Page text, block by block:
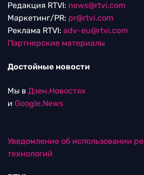
Редакция RTVI: news@rtvi.com
Маркетинг/PR: pr@rtvi.com
Реклама RTVI: adv-eu@rtvi.com
Партнерские материалы
Достойные новости
Мы в Дзен.Новостях
и Google.News
Уведомление об использовании
технологий